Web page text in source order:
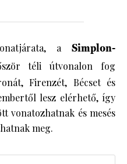
a Simplon-
téli útvonalon fog
Firenzét, Bécset és
lesz elérhető, így
vonatozhatnak és mesés
meg.